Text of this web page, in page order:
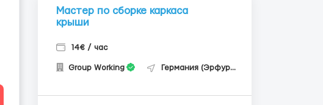
Мастер по сборке каркаса
крыши
14€ / час
Group Working Германия (Эрфурт)